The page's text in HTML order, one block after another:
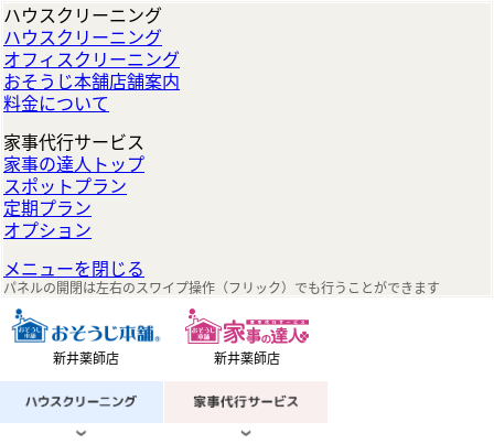
ハウスクリーニング
ハウスクリーニング
オフィスクリーニング
おそうじ本舗店舗案内
料金について
家事代行サービス
家事の達人トップ
スポットプラン
定期プラン
オプション
メニューを閉じる
パネルの開閉は左右のスワイプ操作（フリック）でも行うことができます
新井薬師店 新井薬師店